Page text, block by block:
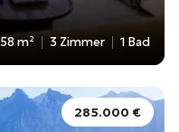
58 m² 3 Zimmer 1 Bad
285.000 €